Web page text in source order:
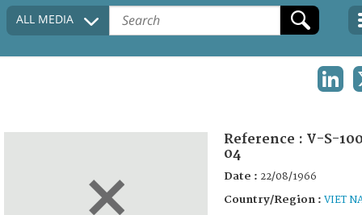
COLLECTIONS DESCRIPTION
ALL MEDIA
Reference : V-S-
04
Date : 22/08/1966
Country/Region : VIET